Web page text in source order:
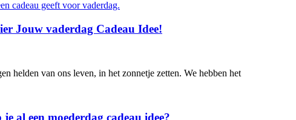
Jouw vaderdag Cadeau Idee!
helden van ons leven, in het zonnetje zetten. We hebben het
al een moederdag cadeau idee?